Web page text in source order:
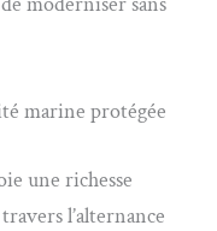
marine protégée
une richesse
l’alternance